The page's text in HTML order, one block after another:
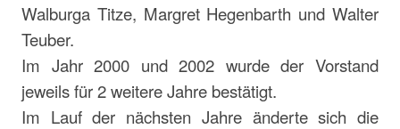
Walburga Titze, Margret Hegenbarth und Walter
Teuber.
Im Jahr 2000 und 2002 wurde der Vorstand
jeweils für 2 weitere Jahre bestätigt.
Im Lauf der nächsten Jahre änderte sich die